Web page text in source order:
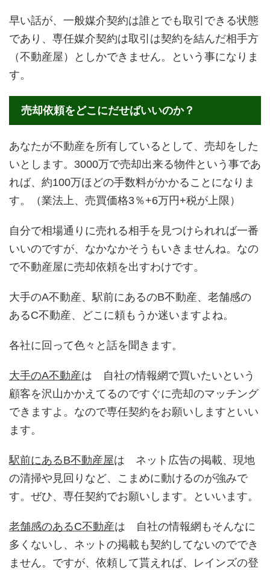
早い話が、一般媒介契約は誰とでも取引できる状態
であり、専任媒介契約は取引は契約を結んだ相手方
（不動産屋）としかできません。という事になりま
す。
売却依頼をどこにだせばいいのか？
あなたが不動産を所有しているとして、売却をした
いとします。3000万で売却出来る物件という事であ
れば、約100万ほどの手数料がかかることになりま
す。（業法上、売買価格3％+6万円+税が上限）
自分で相場通りに売れる相手を見つけられれば一番
いいのですが、なかなかそうもいきませんね。なの
で不動産屋に売却依頼を出すわけです。
大手のA不動産、駅前にあるのB不動産、老舗感の
あるC不動産、どこに頼もうか迷いますよね。
各社に回って色々と話を聞きます。
大手のA不動産は 自社の情報網で買いたいという
顧客を沢山かかえてるのですぐに売却のマッチング
できますよ。なので専任契約をお願いしますといい
ます。
駅前にあるB不動産屋は ネット広告の掲載、現地
の清掃や見回りなど、こまめに動けるのが強みで
す。ぜひ、専任契約でお願いします。といいます。
老舗感のあるC不動産は 自社の情報網もそんなに
多くないし、ネットの掲載も契約してないのででき
ません。ですが、依頼して貰えれば、レインズの登